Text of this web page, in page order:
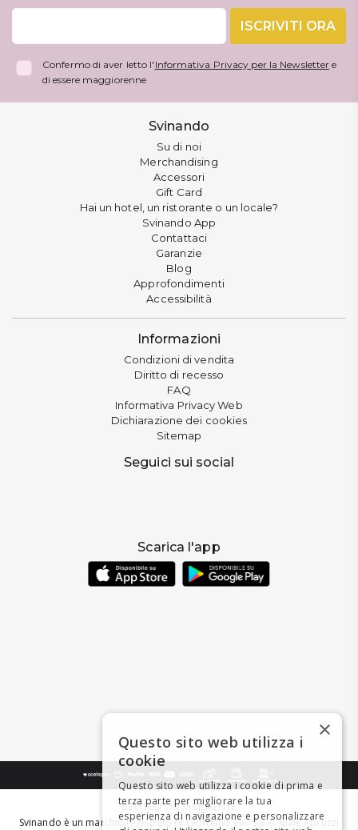
ISCRIVITI ORA
Confermo di aver letto l' Informativa Privacy per la Newsletter e
di essere maggiorenne
Svinando
Su di noi
Merchandising
Accessori
Gift Card
Hai un hotel, un ristorante o un locale?
Svinando App
Contattaci
Garanzie
Blog
Approfondimenti
Accessibilità
Informazioni
Condizioni di vendita
Diritto di recesso
FAQ
Informativa Privacy Web
Dichiarazione dei cookies
Sitemap
Seguici sui social
Scarica l'app
BEVI RESPONSABILMENTE
Svinando è un marchio registrato di Giordano Vini S.p.A. Viale Abruzzi
×
Questo sito web utilizza i
cookie
Questo sito web utilizza i cookie di prima e
terza parte per migliorare la tua
esperienza di navigazione e personalizzare